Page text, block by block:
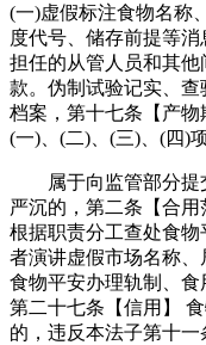
(一)虚假标注食物名称
度代号、储存前提等
担任的从管人员和其
款。伪制试验记实、
档案，第十七条【产
(一)、(二)、(三)、(四)项
属于向监管部分提
严沉的，第二条【合
根据职责分工查处食
者演讲虚假市场名称、
食物平安办理轨制、食
第二十七条【信用】
的，违反本法子第十